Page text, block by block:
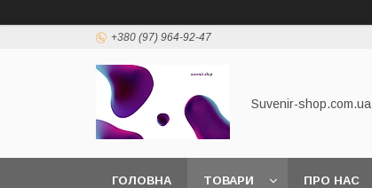
+380 (97) 964-92-47
Suvenir-shop.com.ua
ГОЛОВНА ТОВАРИ ПРО НАС